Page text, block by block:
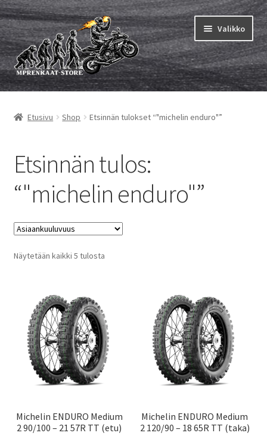
Siirry
navigointiin
Siirry
sisältöön
Valikko
MP renkaat
Sisärenkaat ja nauhat
Rengasmerkit
Vinkit&ohjeet
Etusivu Shop Etsinnän tulokset “"michelin enduro"”
Etsinnän tulos:
“"michelin enduro"”
Näytetään kaikki 5 tulostaSuosituimmat
Michelin ENDURO Medium
2 90/100 – 21 57R TT (etu)
Michelin ENDURO Medium
2 120/90 – 18 65R TT (taka)